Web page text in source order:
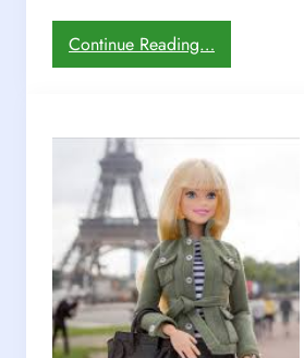
Continue Reading…
E
r
i
n
c
i
p
i
t
o